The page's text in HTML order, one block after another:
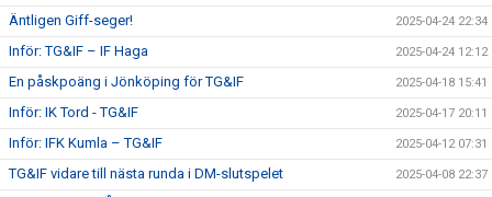
Äntligen Giff-seger! 2025-04-24 22:34
Inför: TG&IF – IF Haga 2025-04-24 12:12
En påskpoäng i Jönköping för TG&IF 2025-04-18 15:41
Inför: IK Tord - TG&IF 2025-04-17 20:11
Inför: IFK Kumla – TG&IF 2025-04-12 07:31
TG&IF vidare till nästa runda i DM-slutspelet 2025-04-08 22:37